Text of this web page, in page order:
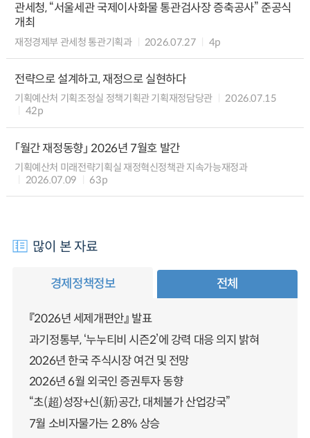
관세청, “서울세관 국제이사화물 통관검사장 증축공사” 준공식
개최
재정경제부 관세청 통관기획과 2026.07.27 4p
전략으로 설계하고, 재정으로 실현하다
기획예산처 기획조정실 정책기획관 기획재정담당관
2026.07.15
42p
「월간 재정동향」 2026년 7월호 발간
기획예산처 미래전략기획실 재정혁신정책관 지속가능재정과
2026.07.09
63p
많이 본 자료
경제정책정보 전체
『2026년 세제개편안』 발표
과기정통부, ‘누누티비 시즌2’에 강력 대응 의지 밝혀
2026년 한국 주식시장 여건 및 전망
2026년 6월 외국인 증권투자 동향
“초(超)성장+신(新)공간, 대체불가 산업강국”
7월 소비자물가는 2.8% 상승